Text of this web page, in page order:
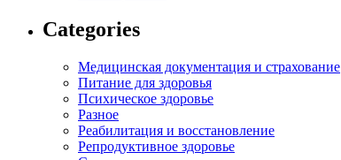
Categories
Медицинская документация и страхование
Питание для здоровья
Психическое здоровье
Разное
Реабилитация и восстановление
Репродуктивное здоровье